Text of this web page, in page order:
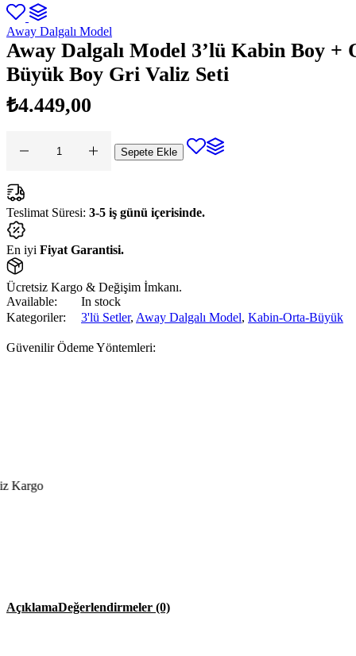
Away Dalgalı Model
Away Dalgalı Model 3’lü Kabin Boy +
Büyük Boy Gri Valiz Seti
₺4.449,00
Away
Model
3'lü
Kabin
Boy
+
Orta
Boy
+
Büyük
Boy
Gri
Valiz
adet
Sepete Ekle
Teslimat Süresi: 3-5 iş günü içerisinde.
En iyi Fiyat Garantisi.
Ücretsiz Kargo & Değişim İmkanı.
Available:
In stock
Kategoriler:
3'lü Setler, Away Dalgalı Model, Kabin-Orta-Büyük
Güvenilir Ödeme Yöntemleri:
AçıklamaDeğerlendirmeler (0)